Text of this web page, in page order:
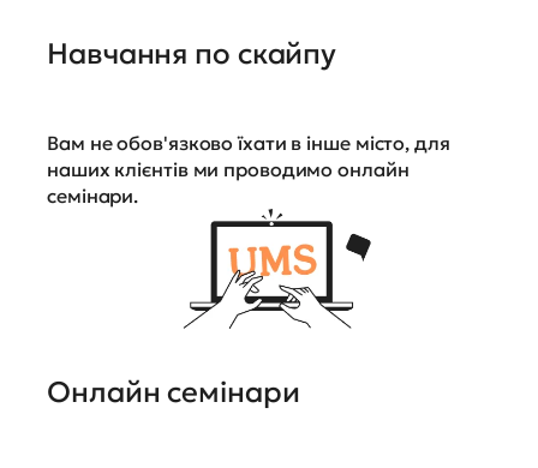
Навчання по скайпу
Вам не обов'язково їхати в інше місто, для
наших клієнтів ми проводимо онлайн
семінари.
Онлайн семінари